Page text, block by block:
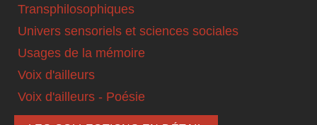
Transphilosophiques
Univers sensoriels et sciences sociales
Usages de la mémoire
Voix d'ailleurs
Voix d'ailleurs - Poésie